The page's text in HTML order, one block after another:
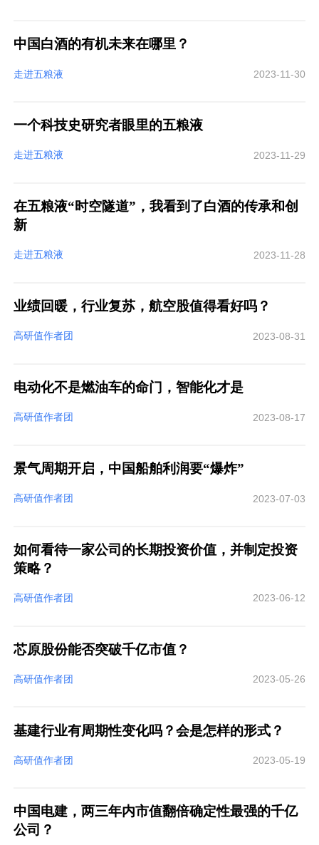
中国白酒的有机未来在哪里？
走进五粮液 2023-11-30
一个科技史研究者眼里的五粮液
走进五粮液 2023-11-29
在五粮液“时空隧道”，我看到了白酒的传承和创
新
走进五粮液 2023-11-28
业绩回暖，行业复苏，航空股值得看好吗？
高研值作者团 2023-08-31
电动化不是燃油车的命门，智能化才是
高研值作者团 2023-08-17
景气周期开启，中国船舶利润要“爆炸”
高研值作者团 2023-07-03
如何看待一家公司的长期投资价值，并制定投资
策略？
高研值作者团 2023-06-12
芯原股份能否突破千亿市值？
高研值作者团 2023-05-26
基建行业有周期性变化吗？会是怎样的形式？
高研值作者团 2023-05-19
中国电建，两三年内市值翻倍确定性最强的千亿
公司？